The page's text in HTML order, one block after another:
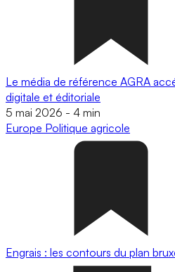
Le média de référence AGRA
digitale et éditoriale
5 mai 2026 - 4 min
Europe Politique agricole
Engrais : les contours du plan